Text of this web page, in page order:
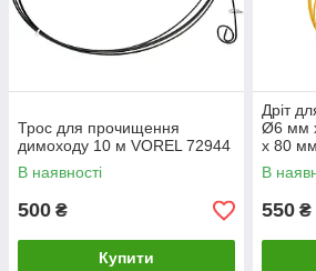
Трос для прочищення
димоходу 10 м VOREL 72944
В наявності
500 ₴
Купити
Дріт
Ø6 мм
x 80
В
550 ₴